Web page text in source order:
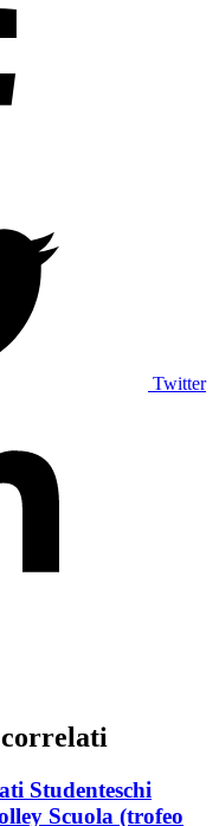
Twitter
Studenteschi
Scuola (trofeo